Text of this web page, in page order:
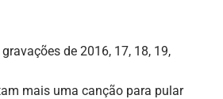
de 2016, 17, 18, 19,
mais uma canção para pular